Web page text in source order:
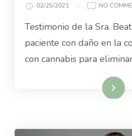
02/25/2021 NO
Testimonio de la Sra.
paciente con daño en la
con cannabis para
Read More